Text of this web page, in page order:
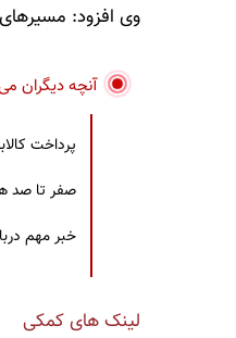
وی افزود:
آنچه دیگران
پرداخت کالابرگ برای
صفر تا صد
خبر مهم
لینک های کمکی